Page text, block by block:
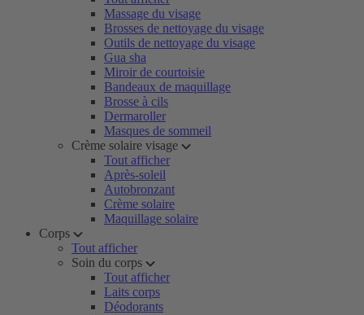
Massage du visage
Brosses de nettoyage du visage
Outils de nettoyage du visage
Gua sha
Miroir de courtoisie
Bandeaux de maquillage
Brosse à cils
Dermaroller
Masques de sommeil
Crème solaire visage
Tout afficher
Après-soleil
Autobronzant
Crème solaire
Maquillage solaire
Corps
Tout afficher
Soin du corps
Tout afficher
Laits corps
Déodorants